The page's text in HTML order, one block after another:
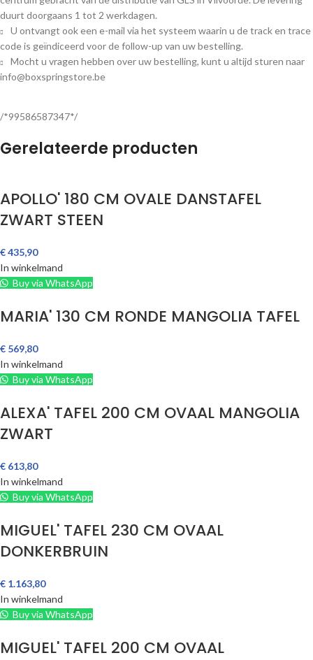
duurt doorgaans 1 tot 2 werkdagen.
U ontvangt ook een e-mail via het systeem waarin u de track en trace
code is geïndiceerd voor de follow-up van uw bestelling.
Mocht u vragen hebben over uw bestelling, kunt u altijd sturen naar
info@boxspringstore.be
/*99586587347*/
Gerelateerde producten
APOLLO' 180 CM OVALE DANSTAFEL
ZWART STEEN
€435,90
In winkelmand
Buy via WhatsApp
MARIA' 130 CM RONDE MANGOLIA TAFEL
€ 569,80
In winkelmand
Buy via WhatsApp
ALEXA' TAFEL 200 CM OVAAL MANGOLIA
ZWART
€ 613,80
In winkelmand
Buy via WhatsApp
MIGUEL' TAFEL 230 CM OVAAL
DONKERBRUIN
€ 1.163,80
In winkelmand
Buy via WhatsApp
MIGUEL' TAFEL 200 CM OVAAL